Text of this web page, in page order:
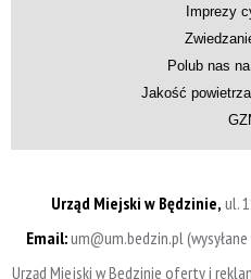
Imprezy
Polub nas
Jakość
Urząd Miejski w Będzinie, ul.
Email:um@um.bedzin.pl
Urząd Miejski w Będzinie oferty i